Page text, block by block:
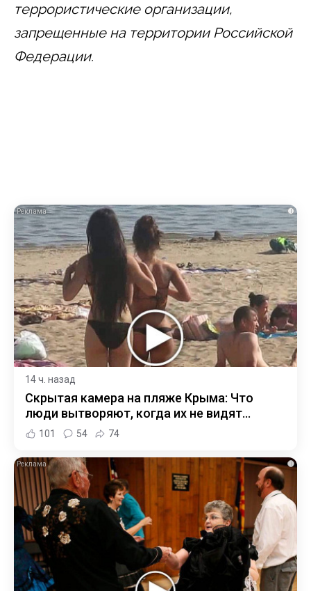
террористические организации,
запрещенные на территории Российской
Федерации.
i
14 ч. назад
Скрытая камера на пляже Крыма: Что
люди вытворяют, когда их не видят...
101 54 74
i